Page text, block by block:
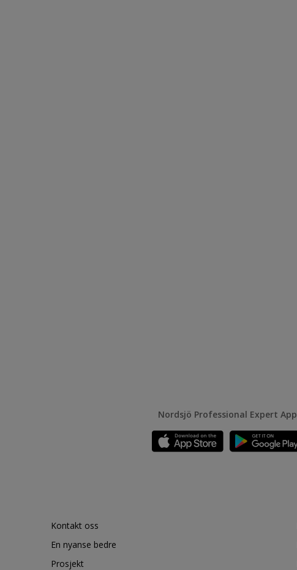
Nordsjö Professional Expert App
Kontakt oss
En nyanse bedre
Prosjekt